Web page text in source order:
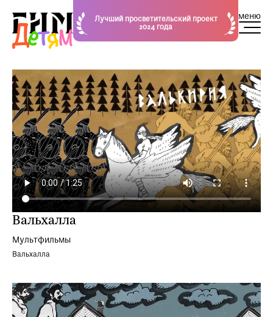
Лучший просветительский проект
2024 года
меню
Вальхалла
Мультфильмы
Вальхалла